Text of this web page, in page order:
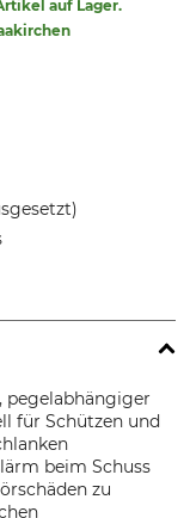
auf Lager.
pegelabhängiger
für Schützen und
beim Schuss
zu